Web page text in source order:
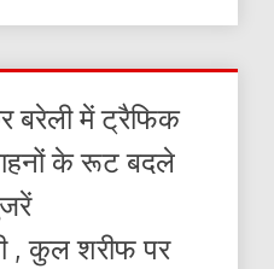
बरेली में ट्रैफिक
के रूट बदले
, कुल शरीफ पर